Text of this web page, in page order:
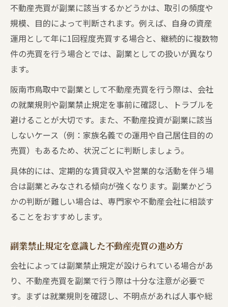
不動産売買が副業に該当するかどうかは、取引の頻度や
規模、目的によって判断されます。例えば、自身の資産
運用として年に1回程度売買する場合と、継続的に複数物
件の売買を行う場合とでは、副業としての扱いが異なり
ます。
阪南市鳥取中で副業として不動産売買を行う際は、会社
の就業規則や副業禁止規定を事前に確認し、トラブルを
避けることが大切です。また、不動産投資が副業に該当
しないケース（例：家族名義での運用や自己居住目的の
売買）もあるため、状況ごとに判断しましょう。
具体的には、定期的な賃貸収入や営業的な活動を伴う場
合は副業とみなされる傾向が強くなります。副業かどう
かの判断が難しい場合は、専門家や不動産会社に相談す
ることをおすすめします。
副業禁止規定を意識した不動産売買の進め方
会社によっては副業禁止規定が設けられている場合があ
り、不動産売買を副業で行う際は十分な注意が必要で
す。まずは就業規則を確認し、不明点があれば人事や総